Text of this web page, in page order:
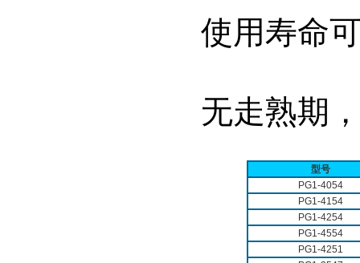
使用寿命
无走熟期
型号
PG1-4054
PG1-4154
PG1-4254
PG1-4554
PG1-4251